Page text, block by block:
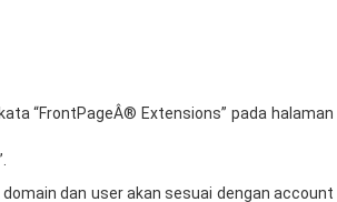
“FrontPageÂ® Extensions” pada halaman
dan user akan sesuai dengan account